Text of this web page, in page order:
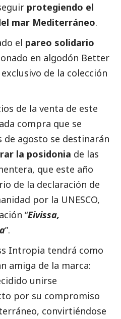
protegiendo el
mar Mediterráneo.
el pareo solidario
en algodón Better
de la colección
de la venta de este
compra que se
de agosto se destinarán
la posidonia de las
que este año
de la declaración de
por la UNESCO,
“Eivissa,
”.
Intropia tendrá como
amiga de la marca:
unirse
por su compromiso
convirtiéndose